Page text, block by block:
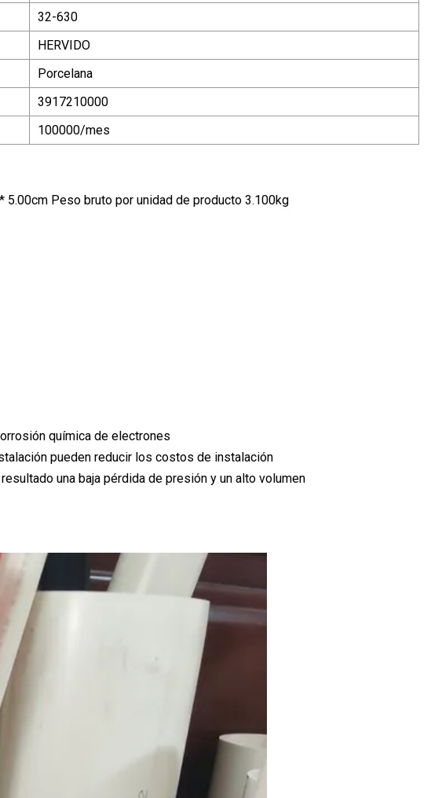
32-630
HERVIDO
Porcelana
3917210000
100000/mes
5.00cm Peso bruto por unidad de producto 3.100kg
química de electrones
pueden reducir los costos de instalación
una baja pérdida de presión y un alto volumen